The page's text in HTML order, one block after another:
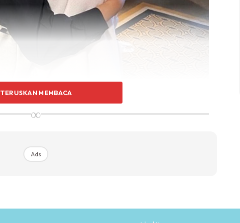
TERUSKAN MEMBACA
∞
Ads